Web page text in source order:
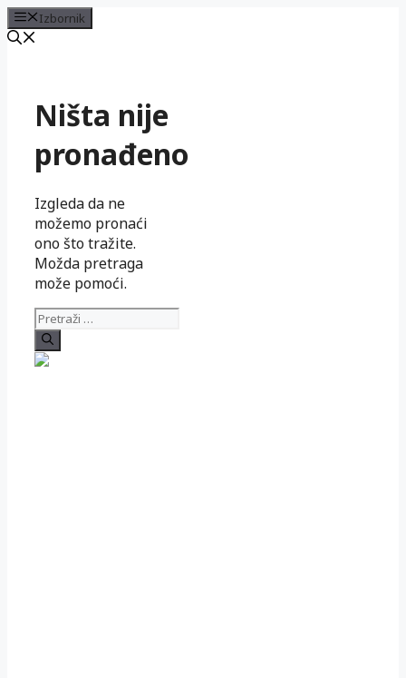
Izbornik
Ništa nije
pronađeno
Izgleda da ne
možemo pronaći
ono što tražite.
Možda pretraga
može pomoći.
Pretraži: